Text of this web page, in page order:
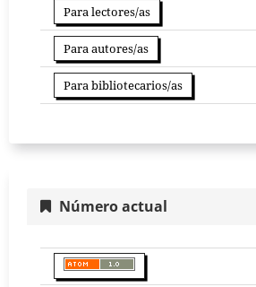
Para lectores/as
Para autores/as
Para bibliotecarios/as
Número actual